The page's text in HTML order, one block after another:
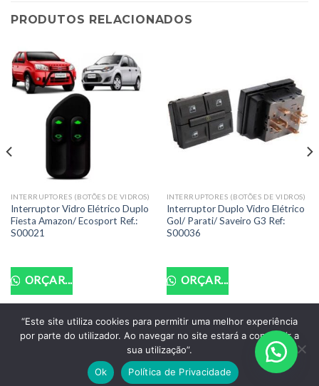
PRODUTOS RELACIONADOS
INTERRUPTORES (BOTÕES DE VIDROS)
Interruptor Vidro Elétrico Duplo
Fiesta Amazon/ Ecosport Ref.:
S00021
ORÇAR...
INTERRUPTORES (BOTÕES DE VIDROS)
Interruptor Duplo Vidro Elétrico
Gol/ Parati/ Saveiro G3 Ref:
S00036
ORÇAR...
POLITICA DE PRIVACIDADE TERMOS DE USO
Copyright 2026 ©
Santo Auto Vidros e Chaveiro - CNPJ:
18.011.218/0001-07
“Este site utiliza cookies para permitir uma melhor experiência
por parte do utilizador. Ao navegar no site estará a consentir a
sua utilização”.
Ok
Política de Privacidade